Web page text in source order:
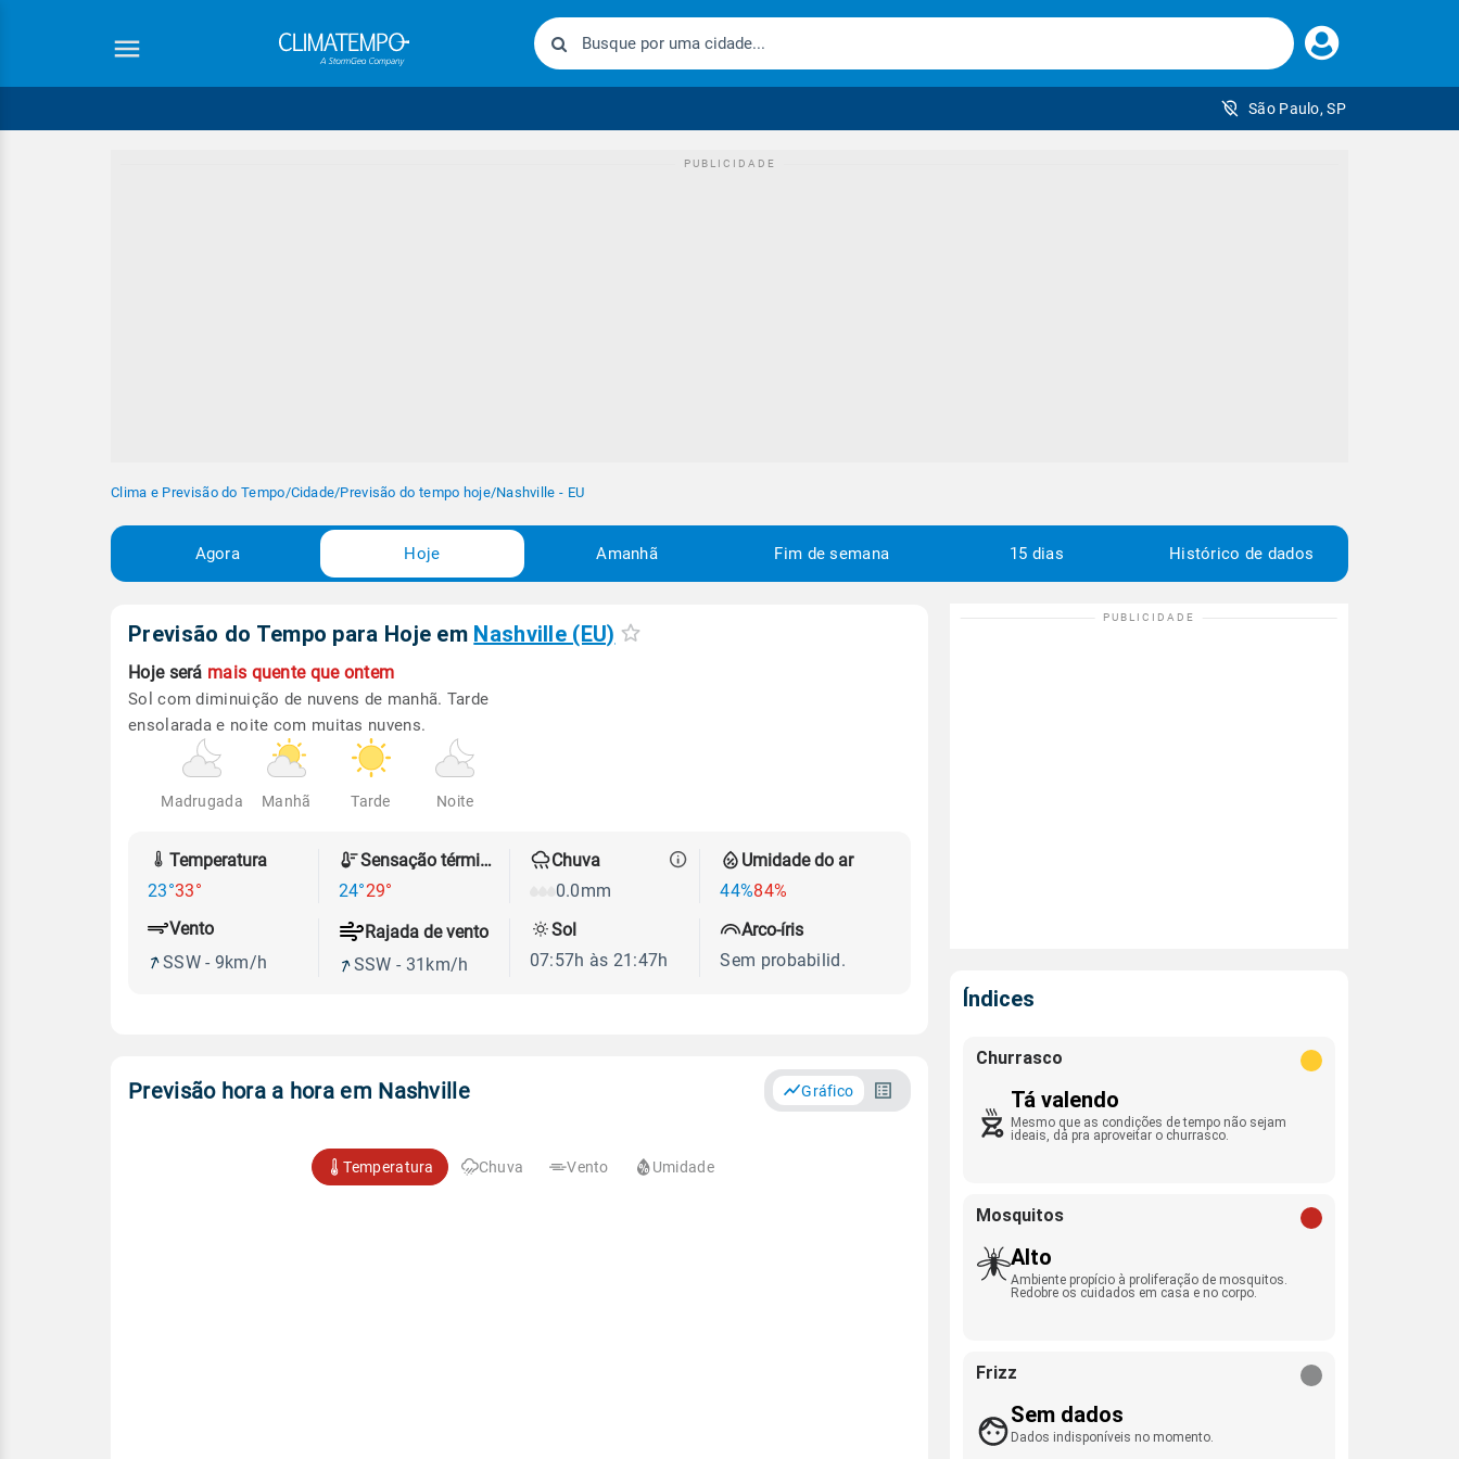
Faça
seu
São Paulo, SP
Clima e Previsão do Tempo/Cidade/Previsão do tempo hoje/Nashville - EU
Agora Hoje Amanhã Fim de semana 15 dias Histórico de dados
Previsão do Tempo para Hoje em Nashville (EU)
Hoje será mais quente que ontem
Sol com diminuição de nuvens de manhã. Tarde
ensolarada e noite com muitas nuvens.
Madrugada Manhã Tarde Noite
Temperatura
23°33°
Sensação térmica
24°29°
Chuva
0.0mm
Umidade do ar
44%84%
Vento
SSW - 9km/h
Rajada de vento
SSW - 31km/h
Sol
07:57h às 21:47h
Arco-íris
Sem probabilid.
Previsão hora a hora em Nashville Gráfico
Temperatura Chuva Vento Umidade
Índices
Churrasco
Tá valendo
Mesmo que as condições de tempo não sejam
ideais, dá pra aproveitar o churrasco.
Mosquitos
Alto
Ambiente propício à proliferação de mosquitos.
Redobre os cuidados em casa e no corpo.
Frizz
Sem dados
Dados indisponíveis no momento.